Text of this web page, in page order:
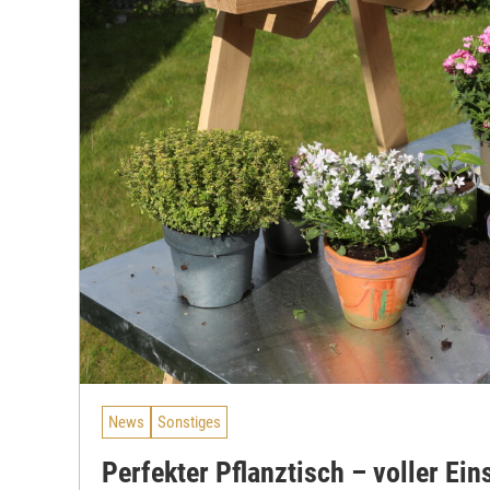
News Sonstiges
Perfekter Pflanztisch – voller